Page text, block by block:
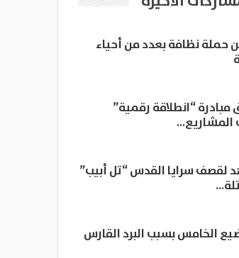
نظافة بعدد من أحياء
“انطلاقة رقمية”
المشاريع…
لقصف سرايا القدس “تل أبيب”
الخامس بسبب البرد القارس